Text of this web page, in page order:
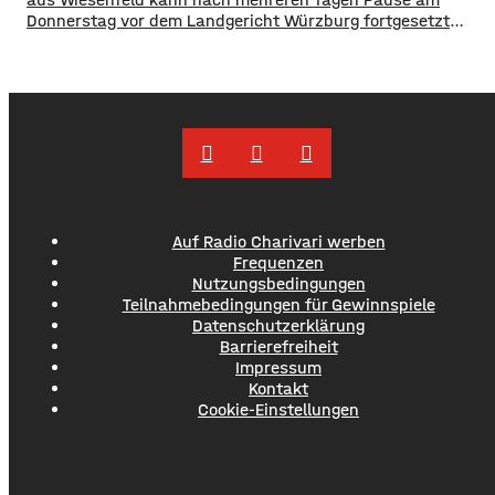
Donnerstag vor dem Landgericht Würzburg fortgesetzt
eine Schöffin. Die Laienrichterin hat über familiäre
Auf Radio Charivari werben
Frequenzen
Nutzungsbedingungen
Teilnahmebedingungen für Gewinnspiele
Datenschutzerklärung
Barrierefreiheit
Impressum
Kontakt
Cookie-Einstellungen